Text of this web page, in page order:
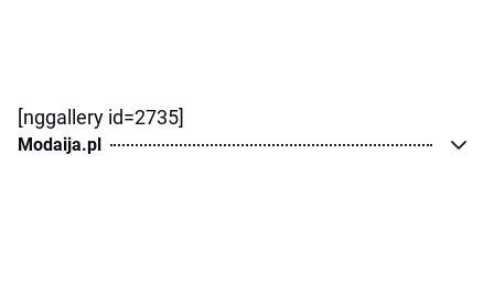
[nggallery id=2735]
Modaija.pl